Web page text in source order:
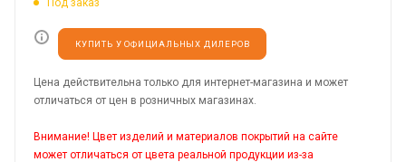
КУПИТЬ У ОФИЦИАЛЬНЫХ ДИЛЕРОВ
Цена действительна только для интернет-магазина и может
отличаться от цен в розничных магазинах.
Внимание! Цвет изделий и материалов покрытий на сайте
может отличаться от цвета реальной продукции из-за